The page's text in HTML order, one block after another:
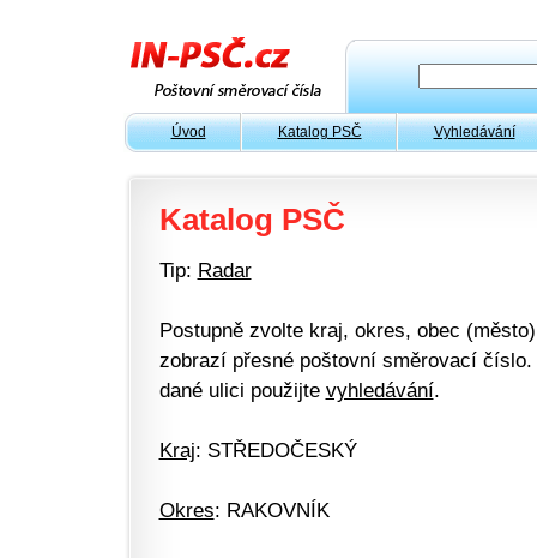
Úvod Katalog PSČ Vyhledávání
Katalog PSČ
Tip: Radar
Postupně zvolte kraj, okres, obec
zobrazí přesné poštovní směrovací
dané ulici použijte vyhledávání.
Kraj: STŘEDOČESKÝ
Okres: RAKOVNÍK